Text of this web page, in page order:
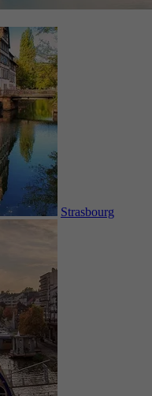
Strasbourg